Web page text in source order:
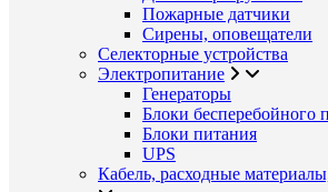
Пожарные датчики
Сирены, оповещатели
Селекторные устройства
Электропитание
Генераторы
Блоки бесперебойного
Блоки питания
UPS
Кабель, расходные